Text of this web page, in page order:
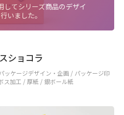
してシリーズ商品のデザイ
いました。
ショコラ
ッケージデザイン・企画 / パッケージ印
ス加工 / 厚紙 / 銀ボール紙